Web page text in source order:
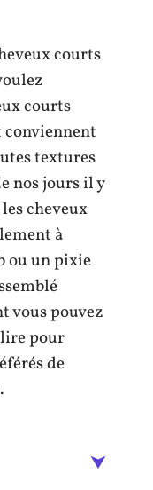
courts
courts
textures
nos jours il y
cheveux
à
ou un pixie
vous pouvez
pour
de